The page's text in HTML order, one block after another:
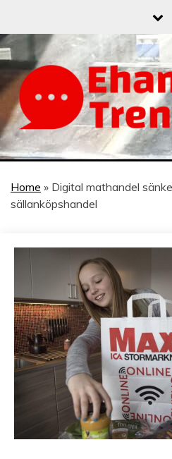
content
När allt blir e-handel
Home » Digital mathandel
sällanköpshandel